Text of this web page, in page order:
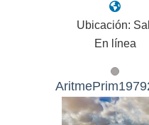
Ubicación:
En línea